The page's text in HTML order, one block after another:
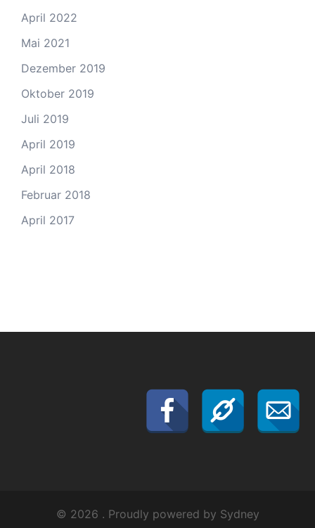
April 2022
Mai 2021
Dezember 2019
Oktober 2019
Juli 2019
April 2019
April 2018
Februar 2018
April 2017
© 2026 . Proudly powered by Sydney